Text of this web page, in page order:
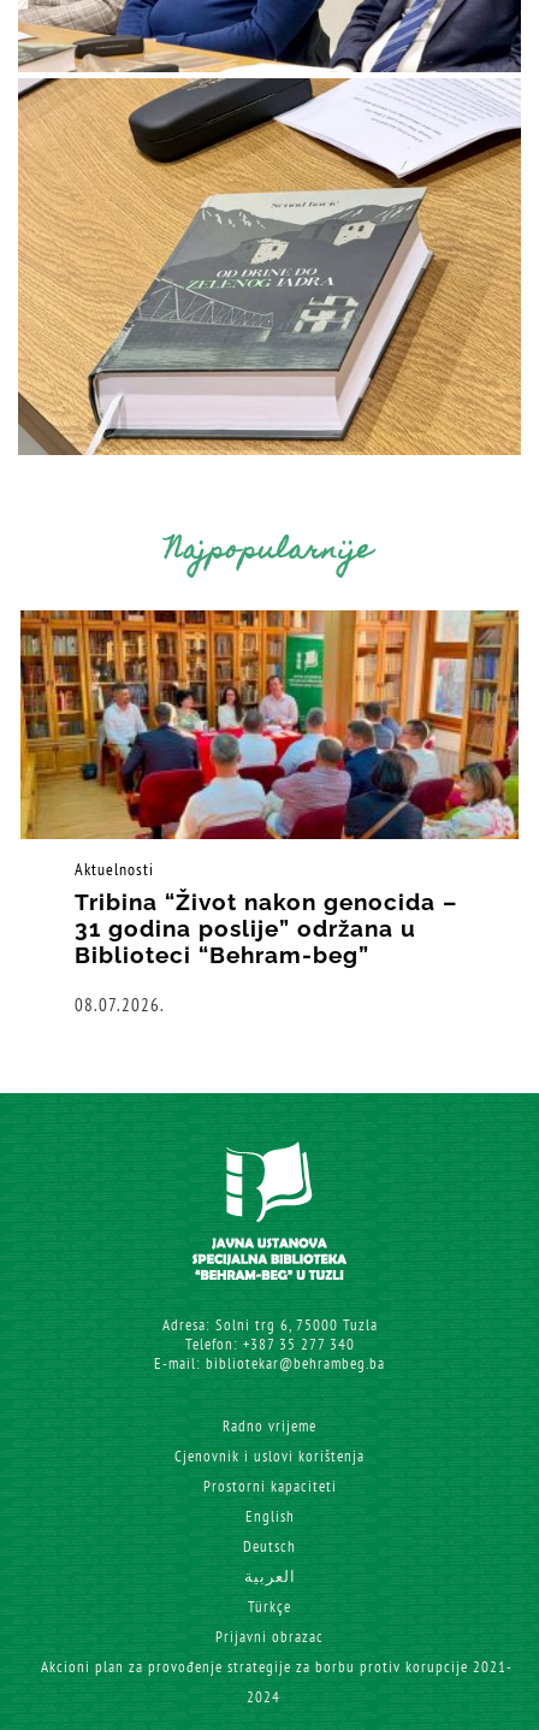
Najpopularnije
Aktuelnosti
Tribina “Život nakon genocida –
31 godina poslije” održana u
Biblioteci “Behram-beg”
08.07.2026.
Adresa: Solni trg 6, 75000 Tuzla
Telefon: +387 35 277 340
E-mail: bibliotekar@behrambeg.ba
Radno vrijeme
Cjenovnik i uslovi korištenja
Prostorni kapaciteti
English
Deutsch
العربية
Türkçe
Prijavni obrazac
Akcioni plan za provođenje strategije za borbu protiv korupcije 2021-
2024